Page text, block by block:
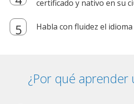
certificado y nativo en su
Habla con fluidez el
¿Por qué aprender